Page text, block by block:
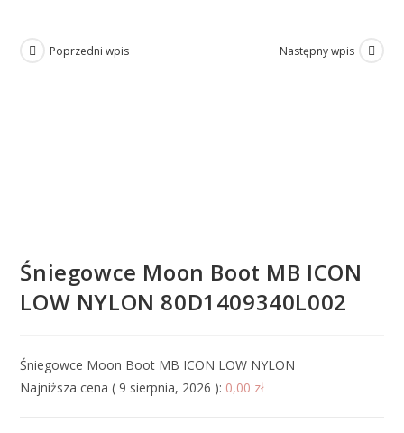
Poprzedni wpis Następny wpis
Śniegowce Moon Boot MB ICON
LOW NYLON 80D1409340L002
Śniegowce Moon Boot MB ICON LOW NYLON
Najniższa cena ( 9 sierpnia, 2026 ): 0,00 zł